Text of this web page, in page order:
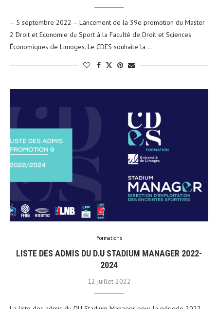
– 5 septembre 2022 – Lancement de la 39e promotion du Master
2 Droit et Economie du Sport à la Faculté de Droit et Sciences
Économiques de Limoges. Le CDES souhaite la …
Formations
LISTE DES ADMIS DU D.U STADIUM MANAGER 2022-
2024
12 juillet 2022